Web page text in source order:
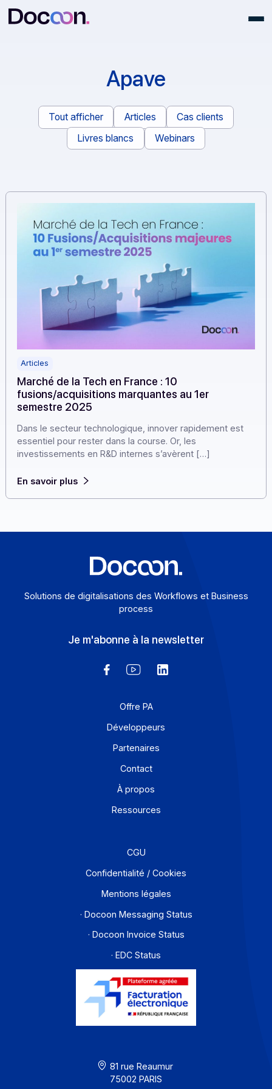
Apave
Tout afficher Articles
Cas clients
Livres blancs
Webinars
Articles
Marché de la Tech en France : 10
fusions/acquisitions marquantes au 1er
semestre 2025
Dans le secteur technologique, innover rapidement est
En savoir plus
Solutions de digitalisations des Workflows et
process
Je m'abonne à la newsletter
Offre PA
Développeurs
Contact
À propos
Ressources
Confidentialité / Cookies
Mentions légales
· Docoon Messaging Status
· EDC Status